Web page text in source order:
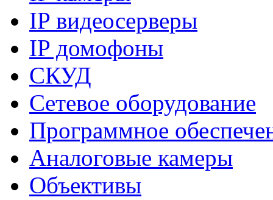
IP видеосерверы
IP домофоны
СКУД
Сетевое оборудование
Программное
Аналоговые камеры
Объективы